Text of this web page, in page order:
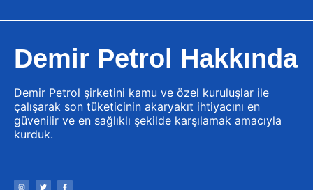
Demir Petrol Hakkında
Demir Petrol şirketini kamu ve özel kuruluşlar ile
çalışarak son tüketicinin akaryakıt ihtiyacını en
güvenilir ve en sağlıklı şekilde karşılamak amacıyla
kurduk.